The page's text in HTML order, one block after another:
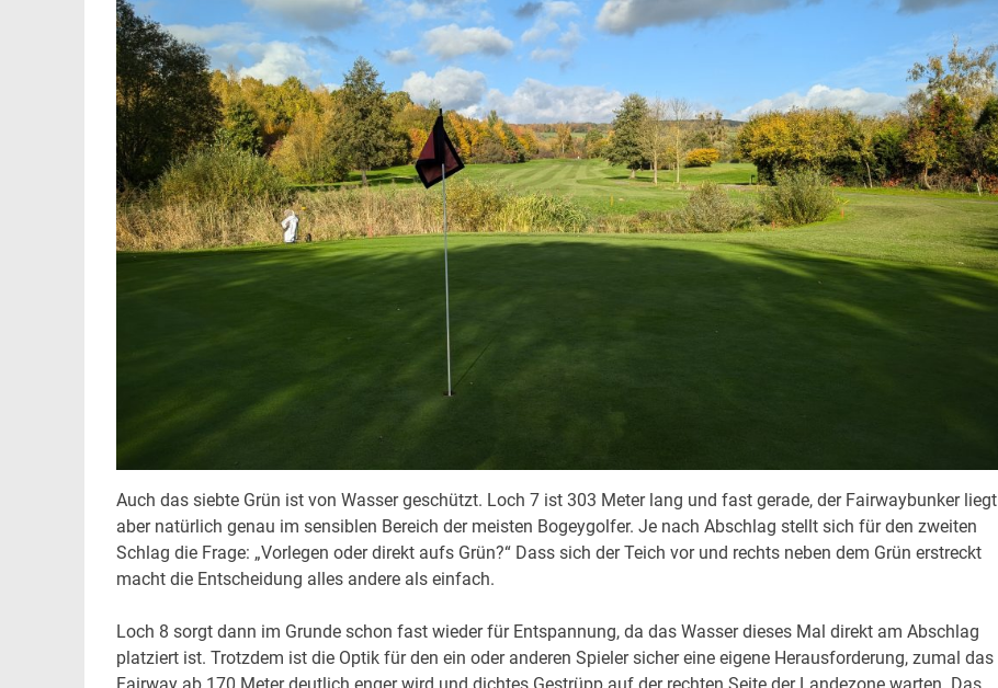
Auch das siebte Grün ist von Wasser geschützt. Loch 7 ist 303 Meter lang und fast gerade, der Fairwaybunker liegt
aber natürlich genau im sensiblen Bereich der meisten Bogeygolfer. Je nach Abschlag stellt sich für den zweiten
Schlag die Frage: „Vorlegen oder direkt aufs Grün?“ Dass sich der Teich vor und rechts neben dem Grün erstreckt
macht die Entscheidung alles andere als einfach.
Loch 8 sorgt dann im Grunde schon fast wieder für Entspannung, da das Wasser dieses Mal direkt am Abschlag
platziert ist. Trotzdem ist die Optik für den ein oder anderen Spieler sicher eine eigene Herausforderung, zumal das